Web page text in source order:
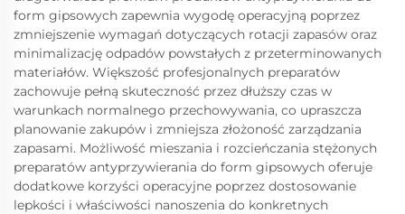
form gipsowych zapewnia wygodę operacyjną poprzez
zmniejszenie wymagań dotyczących rotacji zapasów oraz
minimalizację odpadów powstałych z przeterminowanych
materiałów. Większość profesjonalnych preparatów
zachowuje pełną skuteczność przez dłuższy czas w
warunkach normalnego przechowywania, co upraszcza
planowanie zakupów i zmniejsza złożoność zarządzania
zapasami. Możliwość mieszania i rozcieńczania stężonych
preparatów antyprzywierania do form gipsowych oferuje
dodatkowe korzyści operacyjne poprzez dostosowanie
lepkości i właściwości nanoszenia do konkretnych